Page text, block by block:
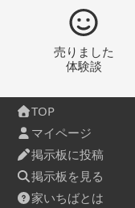
売りました
体験談
TOP
マイページ
掲示板に投稿
掲示板を見る
家いちばとは